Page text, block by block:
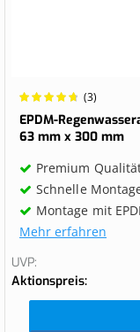
Wertung:
96.6667%
(3)
EPDM-
63 mm x 300 mm
Premium
Schnelle
Montage mit
Mehr erfahren
UVP
Aktionspreis